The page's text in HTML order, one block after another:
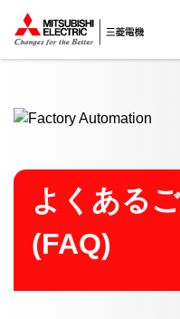
ここから本文
よくある
(FAQ)